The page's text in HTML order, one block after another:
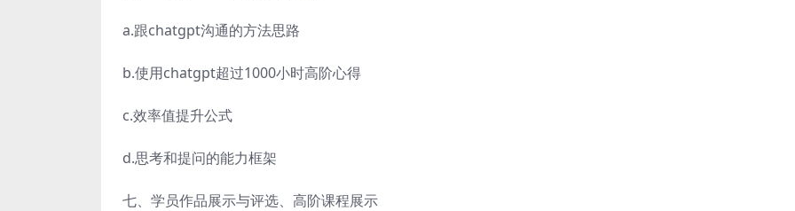
a.跟chatgpt沟通的方法思路
b.使用chatgpt超过1000小时高阶心得
c.效率值提升公式
d.思考和提问的能力框架
七、学员作品展示与评选、高阶课程展示